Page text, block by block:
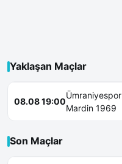
Yaklaşan Maçlar
08.08 19:00
Ümraniyespor
Mardin 1969
Son Maçlar